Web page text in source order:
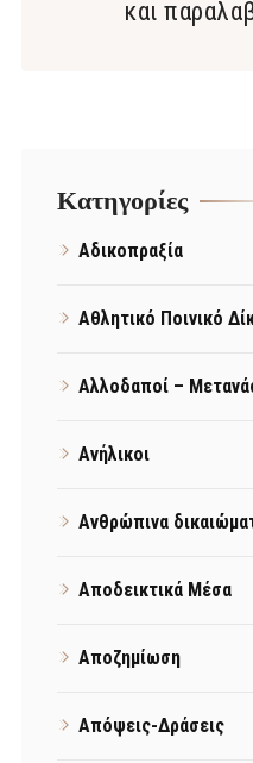
και
Kατηγορίες
Αδικοπραξία
Αθλητικό Ποινικό
Αλλοδαποί –
Ανήλικοι
Ανθρώπινα
Αποδεικτικά Μέσα
Αποζημίωση
Απόψεις-Δράσεις